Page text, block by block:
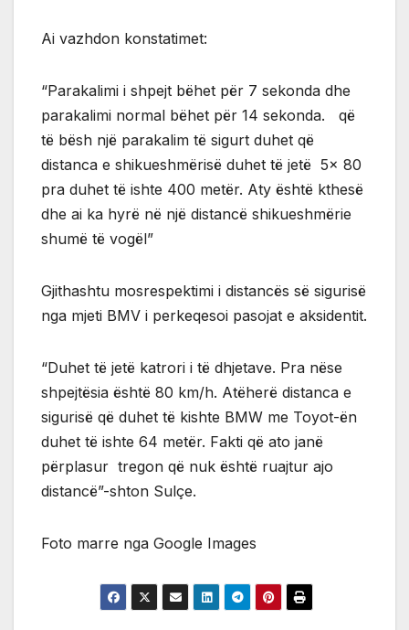
Ai vazhdon konstatimet:
“Parakalimi i shpejt bëhet për 7 sekonda dhe
parakalimi normal bëhet për 14 sekonda. që
të bësh një parakalim të sigurt duhet që
distanca e shikueshmërisë duhet të jetë 5x 80
pra duhet të ishte 400 metër. Aty është kthesë
dhe ai ka hyrë në një distancë shikueshmërie
shumë të vogël”
Gjithashtu mosrespektimi i distancës së sigurisë
nga mjeti BMV i perkeqesoi pasojat e aksidentit.
“Duhet të jetë katrori i të dhjetave. Pra nëse
shpejtësia është 80 km/h. Atëherë distanca e
sigurisë që duhet të kishte BMW me Toyot-ën
duhet të ishte 64 metër. Fakti që ato janë
përplasur tregon që nuk është ruajtur ajo
distancë”-shton Sulçe.
Foto marre nga Google Images